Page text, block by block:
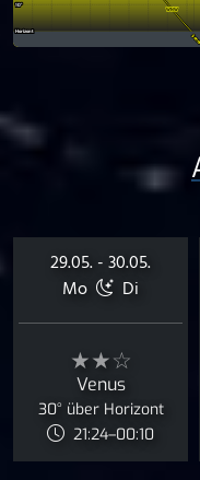
29.05. - 30.05.
Mo
Di
★★☆
Venus
30° über Horizont
21:24–00:10